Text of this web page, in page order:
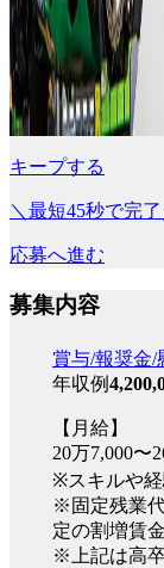
キープする
＼最短45秒で完了
応募へ進む
募集内容
賞与/報奨金/
年収例
【月給】
20万7,000〜
※スキルや
※固定残業
定の割増賃
※上記は高